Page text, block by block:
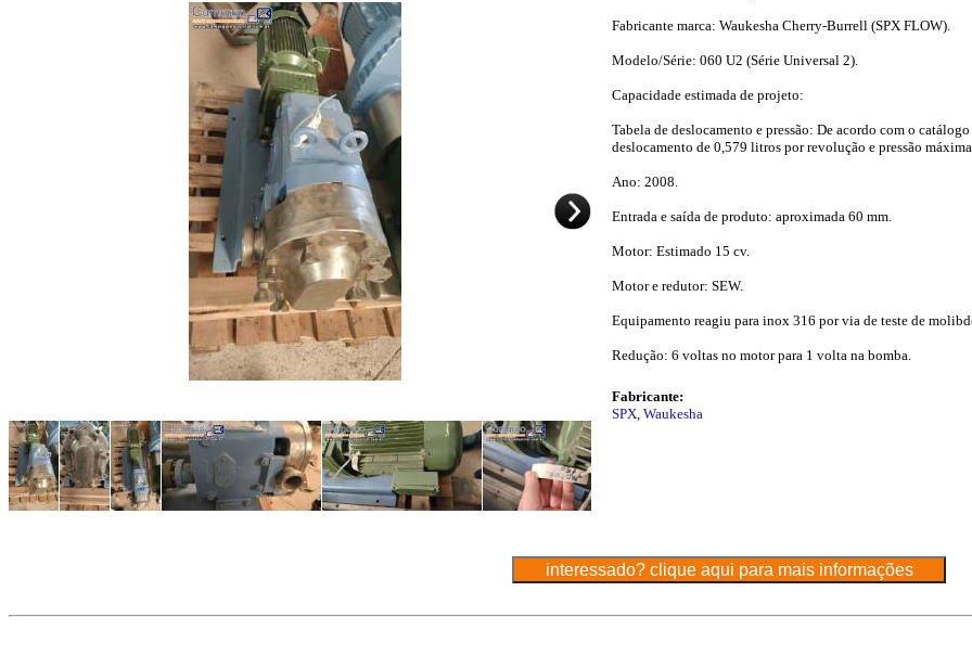
Fabricante marca: Waukesha Cherry-Burrell (SPX FLOW).
Modelo/Série: 060 U2 (Série Universal 2).
Capacidade estimada de projeto:
Tabela de deslocamento e pressão: De acordo com o
deslocamento de 0,579 litros por revolução e pressão
Ano: 2008.
Entrada e saída de produto: aproximada 60 mm.
Motor: Estimado 15 cv.
Motor e redutor: SEW.
Equipamento reagiu para inox 316 por via de teste de
Redução: 6 voltas no motor para 1 volta na bomba.
Fabricante:
SPX, Waukesha